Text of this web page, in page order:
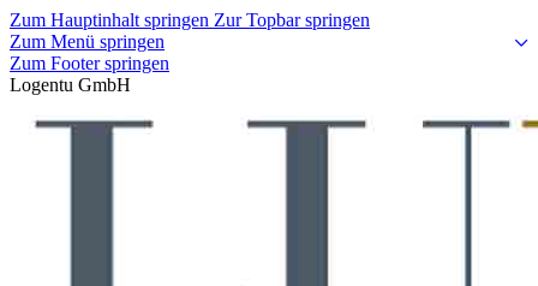
Zum Hauptinhalt springen Zur Topbar springen
Zum Menü springen
Zum Footer springen
Logentu GmbH